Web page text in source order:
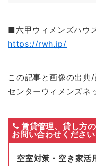
■六甲ウィメンズハウ
https://rwh.jp/
この記事と画像の出典
センターウィメンズネ
賃貸管理、貸し方
お問い合わせください
空室対策・空き家